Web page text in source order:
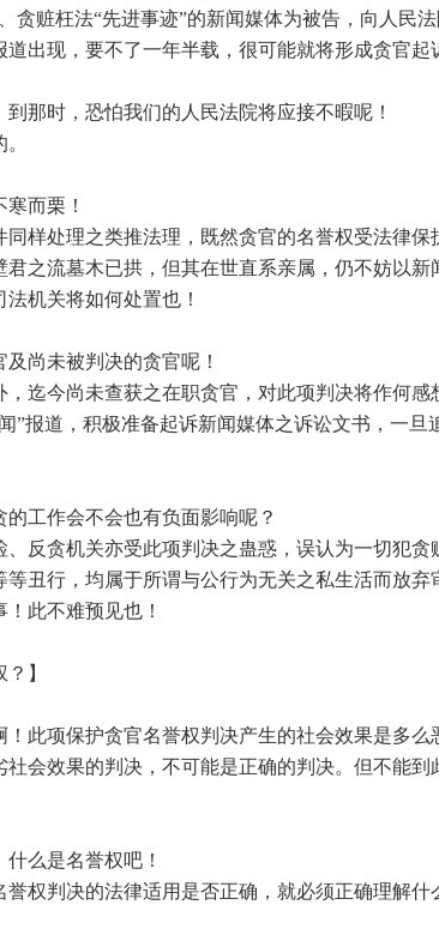
贪赃枉法“先进事迹”的新闻媒体为被告，向人
出现，要不了一年半载，很可能就将形成贪官起
那时，恐怕我们的人民法院将应接不暇呢！
而栗！
样处理之类推法理，既然贪官的名誉权受法律
之流墓木已拱，但其在世直系亲属，仍不妨以
机关将如何处置也！
尚未被判决的贪官呢！
迄今尚未查获之在职贪官，对此项判决将作何
”报道，积极准备起诉新闻媒体之诉讼文书，一
工作会不会也有负面影响呢？
反贪机关亦受此项判决之蛊惑，误认为一切犯
等丑行，均属于所谓与公行为无关之私生活而放
此不难预见也！
】
此项保护贪官名誉权判决产生的社会效果是多
会效果的判决，不可能是正确的判决。但不能
么是名誉权吧！
权判决的法律适用是否正确，就必须正确理解什